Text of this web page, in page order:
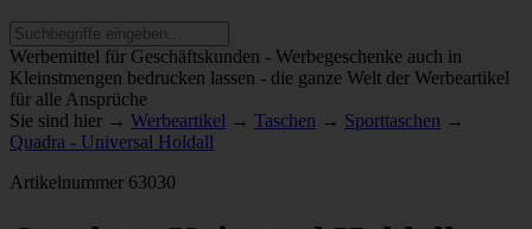
Werbemittel für Geschäftskunden - Werbegeschenke auch in
Kleinstmengen bedrucken lassen - die ganze Welt der Werbeartikel
für alle Ansprüche
Sie sind hier → Werbeartikel → Taschen → Sporttaschen →
Quadra - Universal Holdall
Artikelnummer 63030